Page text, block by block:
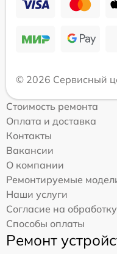
© 2026 Сервисный
Стоимость ремонта
Оплата и доставка
Контакты
Вакансии
О компании
Ремонтируемые
Наши услуги
Согласие на
Способы оплаты
Ремонт